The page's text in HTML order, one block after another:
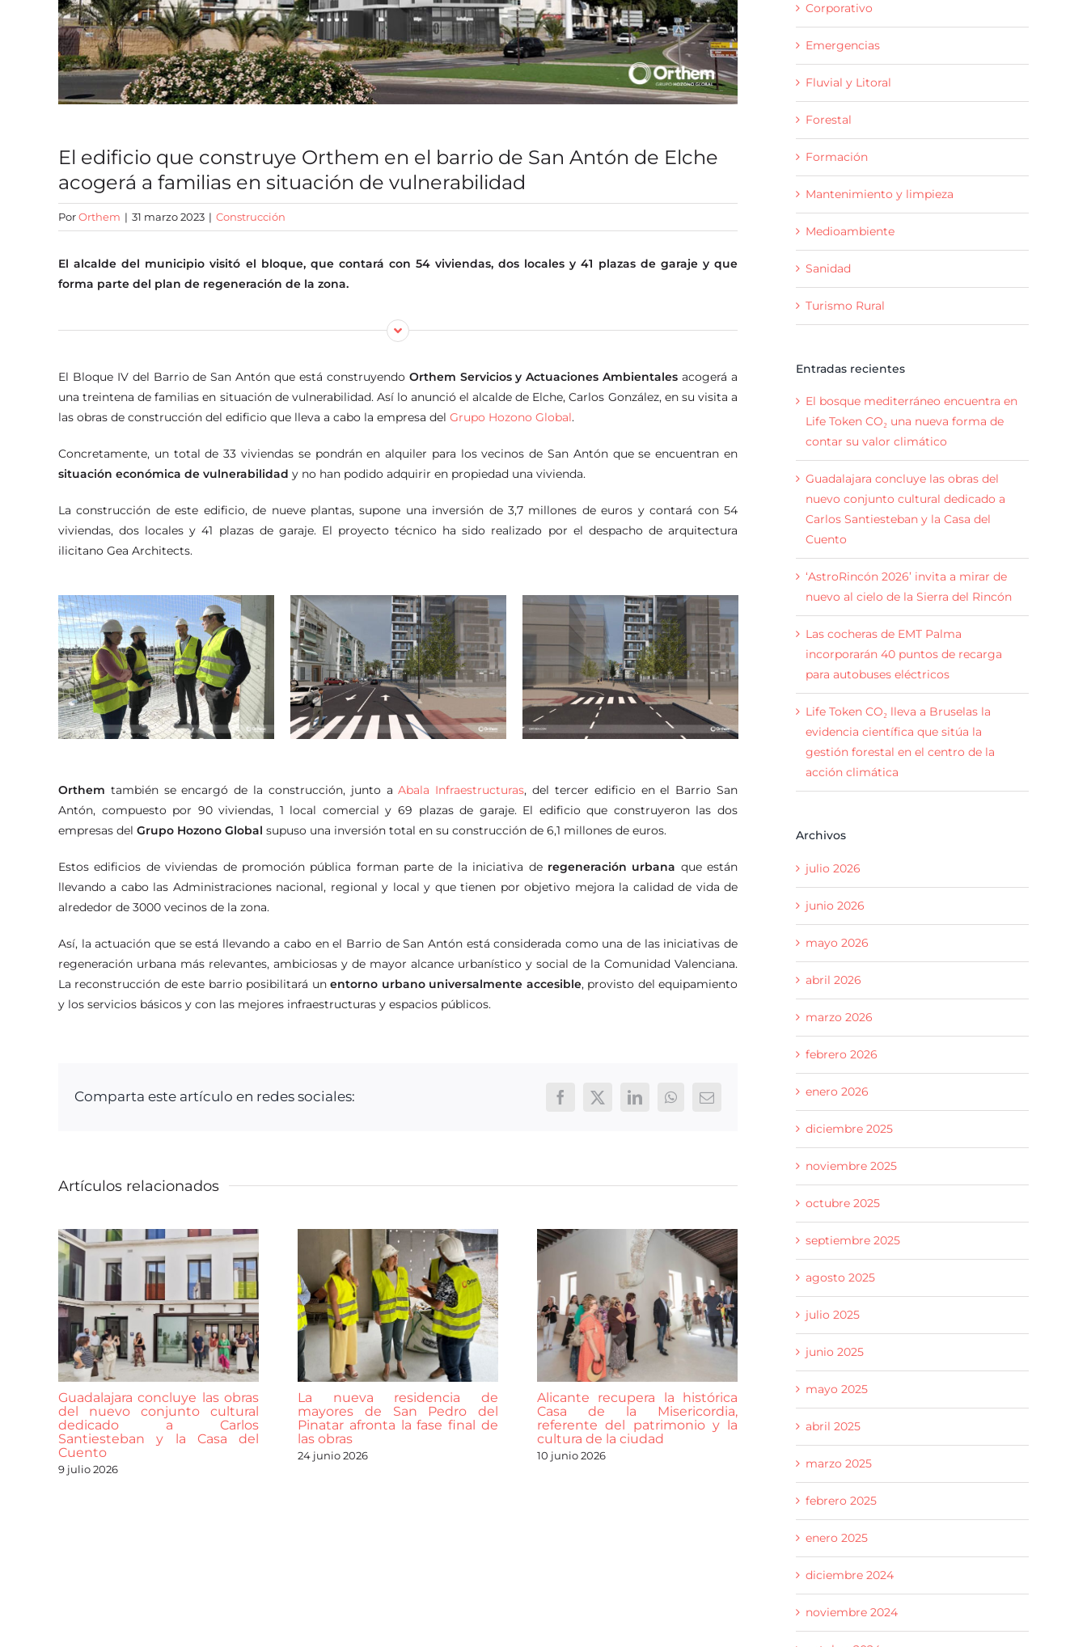
El edificio que construye Orthem en el barrio de San Antón de Elche
acogerá a familias en situación de vulnerabilidad
PorOrthem | 31 marzo 2023 | Construcción
El alcalde del municipio visitó el bloque, que contará con 54 viviendas, dos locales y 41 plazas de garaje y que
forma parte del plan de regeneración de la zona.
El Bloque IV del Barrio de San Antón que está construyendo Orthem Servicios y Actuaciones Ambientales acogerá a
una treintena de familias en situación de vulnerabilidad. Así lo anunció el alcalde de Elche, Carlos González, en su visita a
las obras de construcción del edificio que lleva a cabo la empresa del Grupo Hozono Global.
Concretamente, un total de 33 viviendas se pondrán en alquiler para los vecinos de San Antón que se encuentran en
situación económica de vulnerabilidad y no han podido adquirir en propiedad una vivienda.
La construcción de este edificio, de nueve plantas, supone una inversión de 3,7 millones de euros y contará con 54
viviendas, dos locales y 41 plazas de garaje. El proyecto técnico ha sido realizado por el despacho de arquitectura
ilicitano Gea Architects.
Orthem también se encargó de la construcción, junto aAbala Infraestructuras, del tercer edificio en el Barrio San
Antón, compuesto por 90 viviendas, 1 local comercial y 69 plazas de garaje. El edificio que construyeron las dos
empresas del Grupo Hozono Global supuso una inversión total en su construcción de 6,1 millones de euros.
Estos edificios de viviendas de promoción pública forman parte de la iniciativa de regeneración urbana que están
llevando a cabo las Administraciones nacional, regional y local y que tienen por objetivo mejora la calidad de vida de
alrededor de 3000 vecinos de la zona.
Así, la actuación que se está llevando a cabo en el Barrio de San Antón está considerada como una de las iniciativas de
regeneración urbana más relevantes, ambiciosas y de mayor alcance urbanístico y social de la Comunidad Valenciana.
La reconstrucción de este barrio posibilitará unentorno urbano universalmente accesible, provisto del equipamiento
y los servicios básicos y con las mejores infraestructuras y espacios públicos.
Comparta este artículo en redes sociales: Facebook
X LinkedInWhatsApp
Correo
Artículos relacionados
Guadalajara concluye las obras
del nuevo conjunto cultural
dedicado a Carlos
Santiesteban y la Casa del
Cuento
9 julio 2026
La nueva residencia de
mayores de San Pedro del
Pinatar afronta la fase final de
las obras
24 junio 2026
Alicante recupera la histórica
Casa de la Misericordia,
referente del patrimonio y la
cultura de la ciudad
10 junio 2026
Guadalajara concluye las obras
del nuevo conjunto cultural
dedicado a Carlos
9 julio 2026
mayores
Corporativo
Emergencias
Fluvial y Litoral
Forestal
Formación
Mantenimiento y limpieza
Medioambiente
Sanidad
Turismo Rural
Entradas recientes
El bosque mediterráneo encuentra en
Life Token CO₂ una nueva forma de
contar su valor climático
Guadalajara concluye las obras del
nuevo conjunto cultural dedicado a
Carlos Santiesteban y la Casa del
Cuento
‘AstroRincón 2026’ invita a mirar de
nuevo al cielo de la Sierra del Rincón
Las cocheras de EMT Palma
incorporarán 40 puntos de recarga
para autobuses eléctricos
Life Token CO₂ lleva a Bruselas la
evidencia científica que sitúa la
gestión forestal en el centro de la
acción climática
Archivos
julio 2026
junio 2026
mayo 2026
abril 2026
marzo 2026
febrero 2026
enero 2026
diciembre 2025
noviembre 2025
octubre 2025
septiembre 2025
agosto 2025
julio 2025
junio 2025
mayo 2025
abril 2025
marzo 2025
febrero 2025
enero 2025
diciembre 2024
noviembre 2024